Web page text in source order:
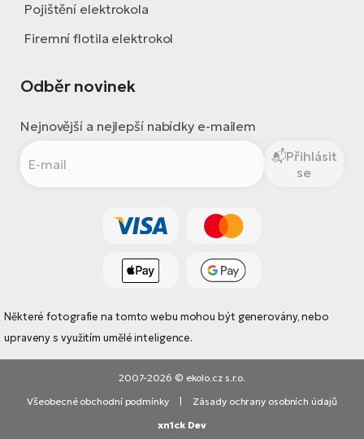
Pojištění elektrokola
Firemní flotila elektrokol
Odběr novinek
Nejnovější a nejlepší nabídky e-mailem
Přihlásit
se
Některé fotografie na tomto webu mohou být generovány, nebo
upraveny s využitím umělé inteligence.
2007-2026 © ekolo.cz s.r.o.
Všeobecné obchodní podmínky
|
Zásady ochrany osobních údajů
xn1ck Dev